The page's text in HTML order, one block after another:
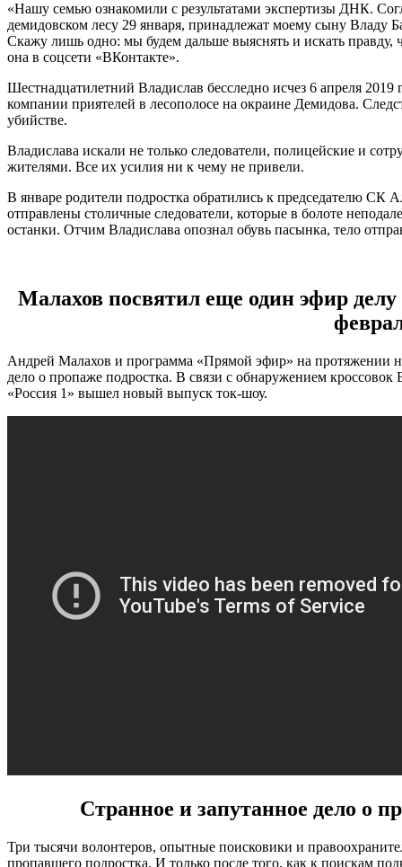
«Нашу семью ознакомили с результатами экспертизы ДНК.
демидовском лесу 29 января, принадлежат моему сыну Владу
Скажу лишь одно: мы будем дальше выяснять и искать
она в соцсети «ВКонтакте».
Шестнадцатилетний Владислав бесследно исчез 6 апреля
компании приятелей в лесополосе на окраине Демидова.
убийстве.
Владислава искали не только следователи, полицейские и
жителями. Все их усилия ни к чему не привели.
В январе родители подростка обратились к председателю СК
отправлены столичные следователи, которые в болоте
останки. Отчим Владислава опознал обувь пасынка, тело
Малахов посвятил еще один эфир
Андрей Малахов и программа «Прямой эфир» на протяжении
дело о пропаже подростка. В связи с обнаружением кроссовок
«Россия 1» вышел новый выпуск ток-шоу.
Странное и запутанное дело о
Три тысячи волонтеров, опытные поисковики и
пропавшего подростка. И только после того, как к поискам